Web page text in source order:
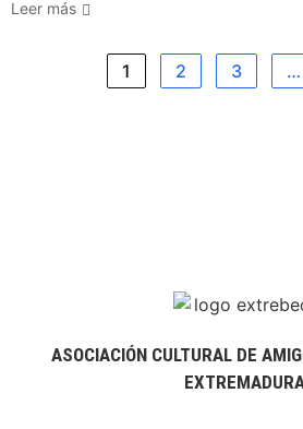
Leer más
1 2 3 …
ASOCIACIÓN CULTURAL DE